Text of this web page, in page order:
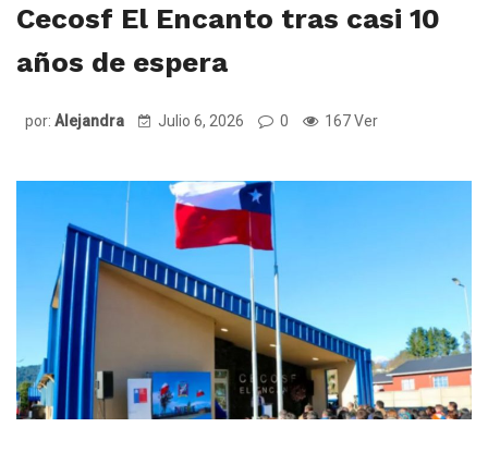
Cecosf El Encanto tras casi 10
años de espera
por: Alejandra Julio 6, 2026 0 167 Ver